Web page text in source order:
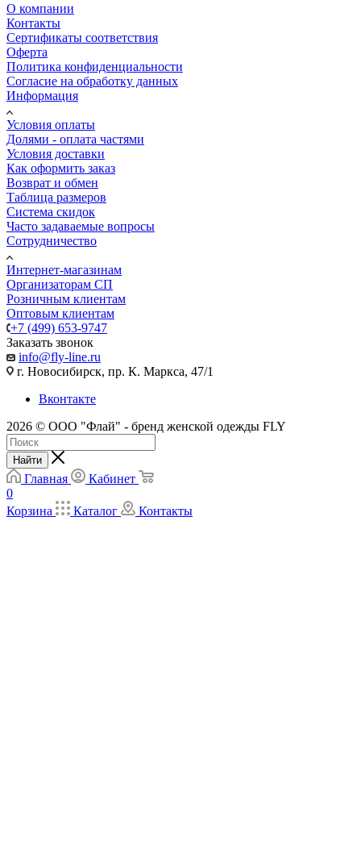
О компании
Контакты
Сертификаты соответствия
Оферта
Политика конфиденциальности
Согласие на обработку данных
Информация
Условия оплаты
Долями - оплата частями
Условия доставки
Как оформить заказ
Возврат и обмен
Таблица размеров
Система скидок
Часто задаваемые вопросы
Сотрудничество
Интернет-магазинам
Организаторам СП
Розничным клиентам
Оптовым клиентам
+7 (499) 653-9747
Заказать звонок
info@fly-line.ru
г. Новосибирск, пр. К. Маркса, 47/1
Вконтакте
2026 © ООО "Флай" - бренд женской одежды FLY
Найти
Главная
Кабинет
0
Корзина
Каталог Контакты